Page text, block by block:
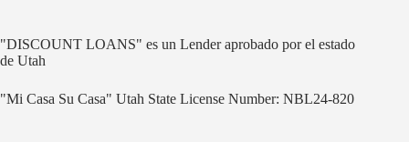
"DISCOUNT LOANS" es un Lender aprobado por el estado
de Utah
"Mi Casa Su Casa" Utah State License Number: NBL24-820